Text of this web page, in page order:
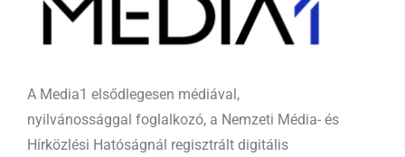
A Media1 elsődlegesen médiával,
nyilvánossággal foglalkozó, a Nemzeti Média- és
Hírközlési Hatóságnál regisztrált digitális